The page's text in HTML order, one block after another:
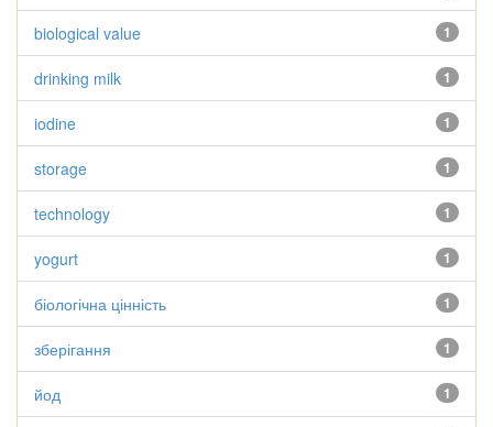
1
biological value
1
drinking milk
1
iodine
1
storage
1
technology
1
yogurt
1
біологічна цінність
1
зберігання
1
йод